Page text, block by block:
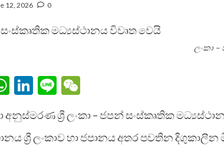
12, 2026 0
ලංකා
WhatsApp
LinkedIn
LineWeChat
අනුස්මරණ ශ්‍රී ලංකා – ජපන් සංස්කෘතික
ශ්‍රී ලංකාව හා ජපානය අතර පවතින